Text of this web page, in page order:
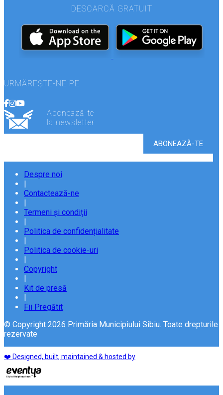
DESCARCĂ GRATUIT
URMĂREȘTE-NE PE
Abonează-te
la newsletter
Despre noi
Contactează-ne
Termeni și condiții
Politica de confidențialitate
Politica de cookie-uri
Copyright
Kit de presă
Fii Pregătit
© Copyright 2026 Primăria Municipiului Sibiu. Toate drepturile
rezervate
❤️ Designed, built, maintained & hosted by